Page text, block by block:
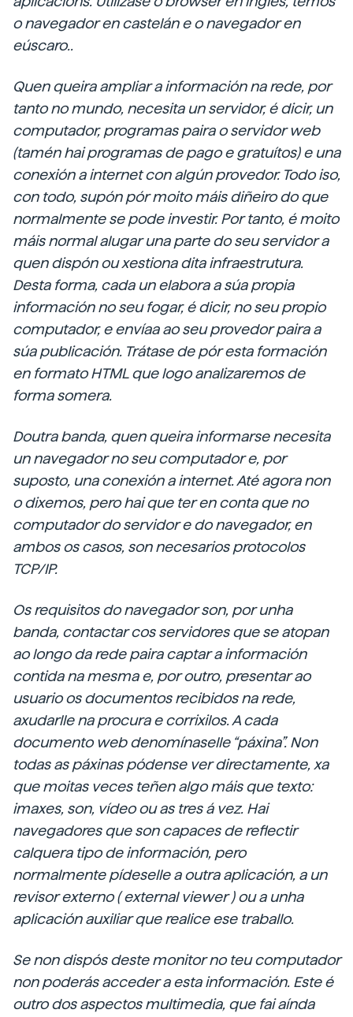
onavegadoren castelán eonavegador en
eúscaro..
Quen queira ampliar a información na rede, por
tanto no mundo, necesita un servidor, é dicir, un
computador, programas paira o servidor web
(tamén hai programas de pago e gratuítos) e una
conexión a internet con algún provedor. Todo iso,
con todo, supón pór moito máis diñeiro do que
normalmente se pode investir. Por tanto, é moito
máis normal alugar una parte do seu servidor a
quen dispón ou xestiona dita infraestrutura.
Desta forma, cada un elabora a súa propia
información no seu fogar, é dicir, no seu propio
computador, e envíaa ao seu provedor paira a
súa publicación. Trátase de pór esta formación
en formato HTML que logo analizaremos de
forma somera.
Doutra banda, quen queira informarse necesita
un navegador no seu computador e, por
suposto, una conexión a internet. Até agora non
o dixemos, pero hai que ter en conta que no
computador do servidor e do navegador, en
ambos os casos, son necesarios protocolos
TCP/IP.
Os requisitos do navegador son, por unha
banda, contactar cos servidores que se atopan
ao longo da rede paira captar a información
contida na mesma e, por outro, presentar ao
usuario os documentos recibidos na rede,
axudarlle na procura e corrixilos. A cada
documento web denomínaselle “páxina”. Non
todas as páxinas pódense ver directamente, xa
que moitas veces teñen algo máis que texto:
imaxes, son, vídeo ou as tres á vez. Hai
navegadores que son capaces de reflectir
calquera tipo de información, pero
normalmente pídeselle a outra aplicación, a un
revisor externo (external viewer) ou a unha
aplicación auxiliar que realice ese traballo.
Se non dispós deste monitor no teu computador
non poderás acceder a esta información. Este é
outro dos aspectos multimedia, que fai aínda